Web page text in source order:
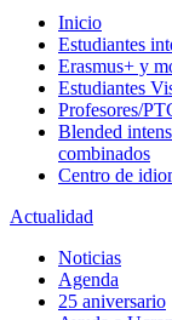
Inicio
Estudiantes
Erasmus+ y
Estudiantes
Profesores/
Blended
combinados
Centro de
Actualidad
Noticias
Agenda
25 aniversario